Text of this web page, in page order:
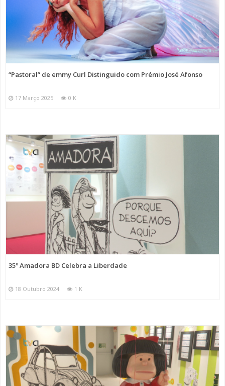
“Pastoral” de emmy Curl Distinguido com Prémio José Afonso
17 Março 2025 0 K
35º Amadora BD Celebra a Liberdade
18 Outubro 2024 1 K